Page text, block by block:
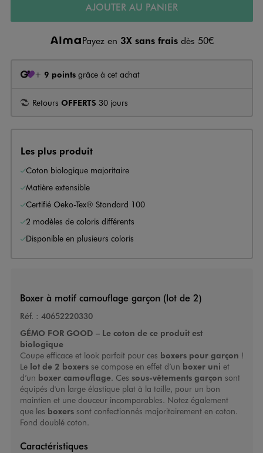
AJOUTER AU PANIER
Payez en 3X sans frais dès 50€
+ 9 points grâce à cet achat
Retours OFFERTS 30 jours
Les plus produit
Coton biologique majoritaire
Matière extensible
Certifié Oeko-Tex® Standard 100
2 modèles de coloris différents
Disponible en plusieurs coloris
Boxer à motif camouflage garçon (lot de 2)
Réf. : 40652220330
GÉMO FOR GOOD – Le coton de ce produit est
biologique
Coupe efficace et look parfait pour ces boxers pour garçon !
Le lot de 2 boxersse compose en effet d’un boxer uni et
d’un boxer camouflage. Ces sous-vêtements garçon sont
équipés d'un large élastique plat à la taille, pour un bon
maintien et une douceur incomparables. Notez également
que les boxers sont confectionnés majoritairement en coton.
Fond doublé coton.
Caractéristiques